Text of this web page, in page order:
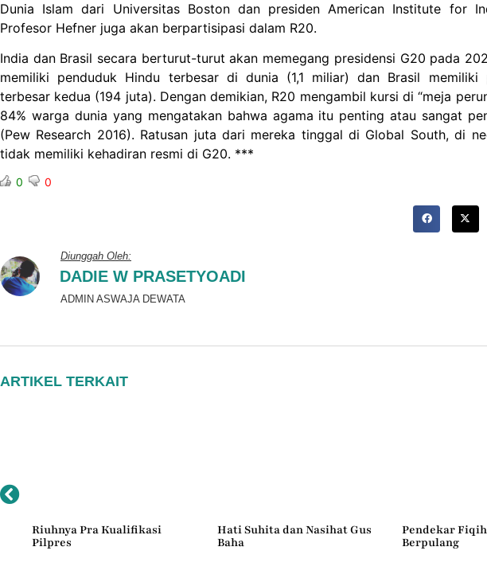
Dunia Islam dari Universitas Boston dan presiden American Institute for
Profesor Hefner juga akan berpartisipasi dalam R20.
India dan Brasil secara berturut-turut akan memegang presidensi G20 pada
memiliki penduduk Hindu terbesar di dunia (1,1 miliar) dan Brasil memiliki
terbesar kedua (194 juta). Dengan demikian, R20 mengambil kursi di “meja
84% warga dunia yang mengatakan bahwa agama itu penting atau sangat
(Pew Research 2016). Ratusan juta dari mereka tinggal di Global South, di
tidak memiliki kehadiran resmi di G20. ***
0 0
Diunggah Oleh:
DADIE W PRASETYOADI
ADMIN ASWAJA DEWATA
ARTIKEL TERKAIT
Riuhnya Pra Kualifikasi
Pilpres
Hati Suhita dan Nasihat Gus
Baha
Pendekar
Berpulang